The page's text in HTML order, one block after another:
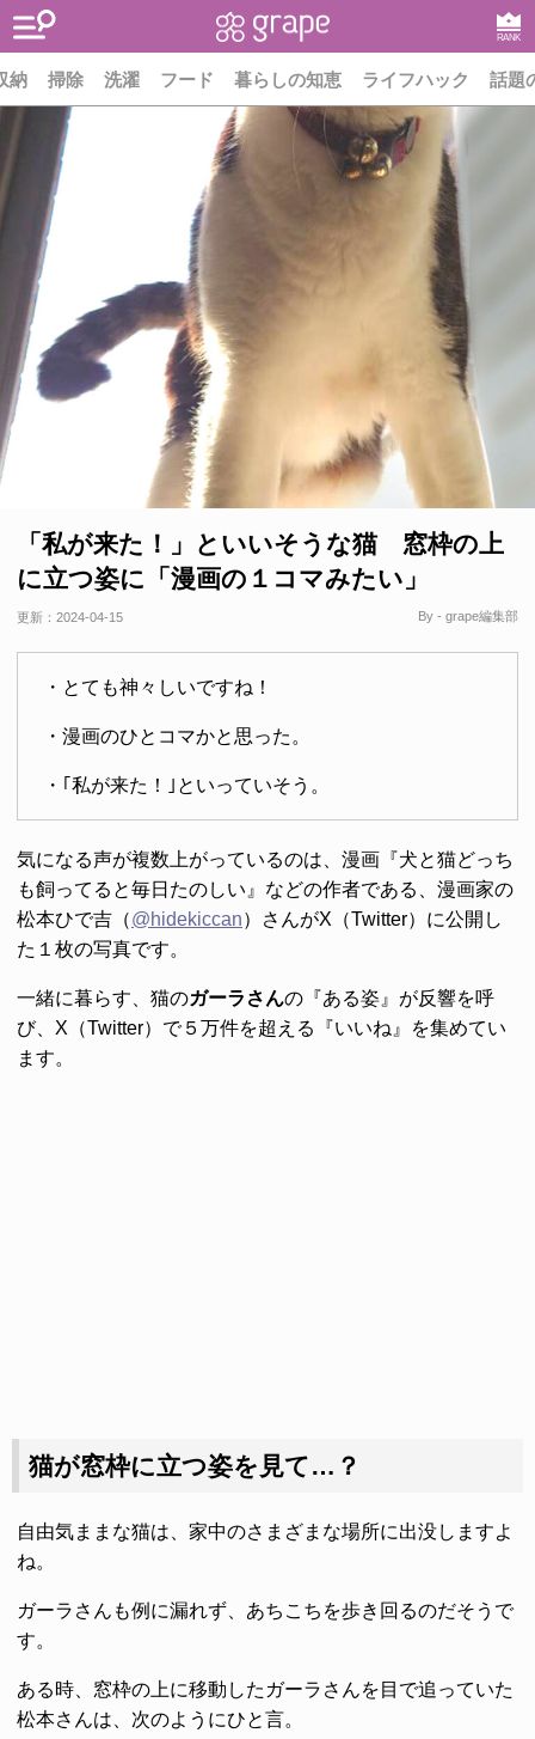
RANK
納 掃除 洗濯 フード 暮らしの知恵 ライフハック 話題
「私が来た！」といいそうな猫 窓枠の上
に立つ姿に「漫画の１コマみたい」
更新： 2024-04-15 By - grape編集部
・とても神々しいですね！
・漫画のひとコマかと思った。
・｢私が来た！｣といっていそう。
気になる声が複数上がっているのは、漫画『犬と猫どっち
も飼ってると毎日たのしい』などの作者である、漫画家の
松本ひで吉（@hidekiccan）さんがX（Twitter）に公開し
た１枚の写真です。
一緒に暮らす、猫のガーラさんの『ある姿』が反響を呼
び、X（Twitter）で５万件を超える『いいね』を集めてい
ます。
猫が窓枠に立つ姿を見て…？
自由気ままな猫は、家中のさまざまな場所に出没しますよ
ね。
ガーラさんも例に漏れず、あちこちを歩き回るのだそうで
す。
ある時、窓枠の上に移動したガーラさんを目で追っていた
松本さんは、次のようにひと言。